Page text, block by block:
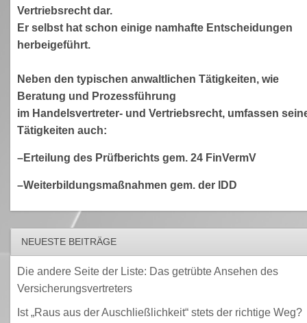
Vertriebsrecht dar.
Er selbst hat schon einige namhafte Entscheidungen
herbeigeführt.
Neben den typischen anwaltlichen Tätigkeiten, wie
Beratung und Prozessführung
im Handelsvertreter- und Vertriebsrecht, umfassen
Tätigkeiten auch:
–Erteilung des Prüfberichts gem. 24 FinVermV
–Weiterbildungsmaßnahmen gem. der IDD
NEUESTE BEITRÄGE
Die andere Seite der Liste: Das getrübte Ansehen des
Versicherungsvertreters
Ist „Raus aus der Auschließlichkeit“ stets der richtige Weg?